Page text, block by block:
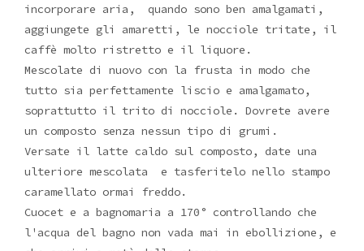
incorporare aria, quando sono ben amalgamati,
aggiungete gli amaretti, le nocciole tritate, il
caffè molto ristretto e il liquore.
Mescolate di nuovo con la frusta in modo che
tutto sia perfettamente liscio e amalgamato,
soprattutto il trito di nocciole. Dovrete avere
un composto senza nessun tipo di grumi.
Versate il latte caldo sul composto, date una
ulteriore mescolata e tasferitelo nello stampo
caramellato ormai freddo.
Cuocet e a bagnomaria a 170° controllando che
l'acqua del bagno non vada mai in ebollizione, e